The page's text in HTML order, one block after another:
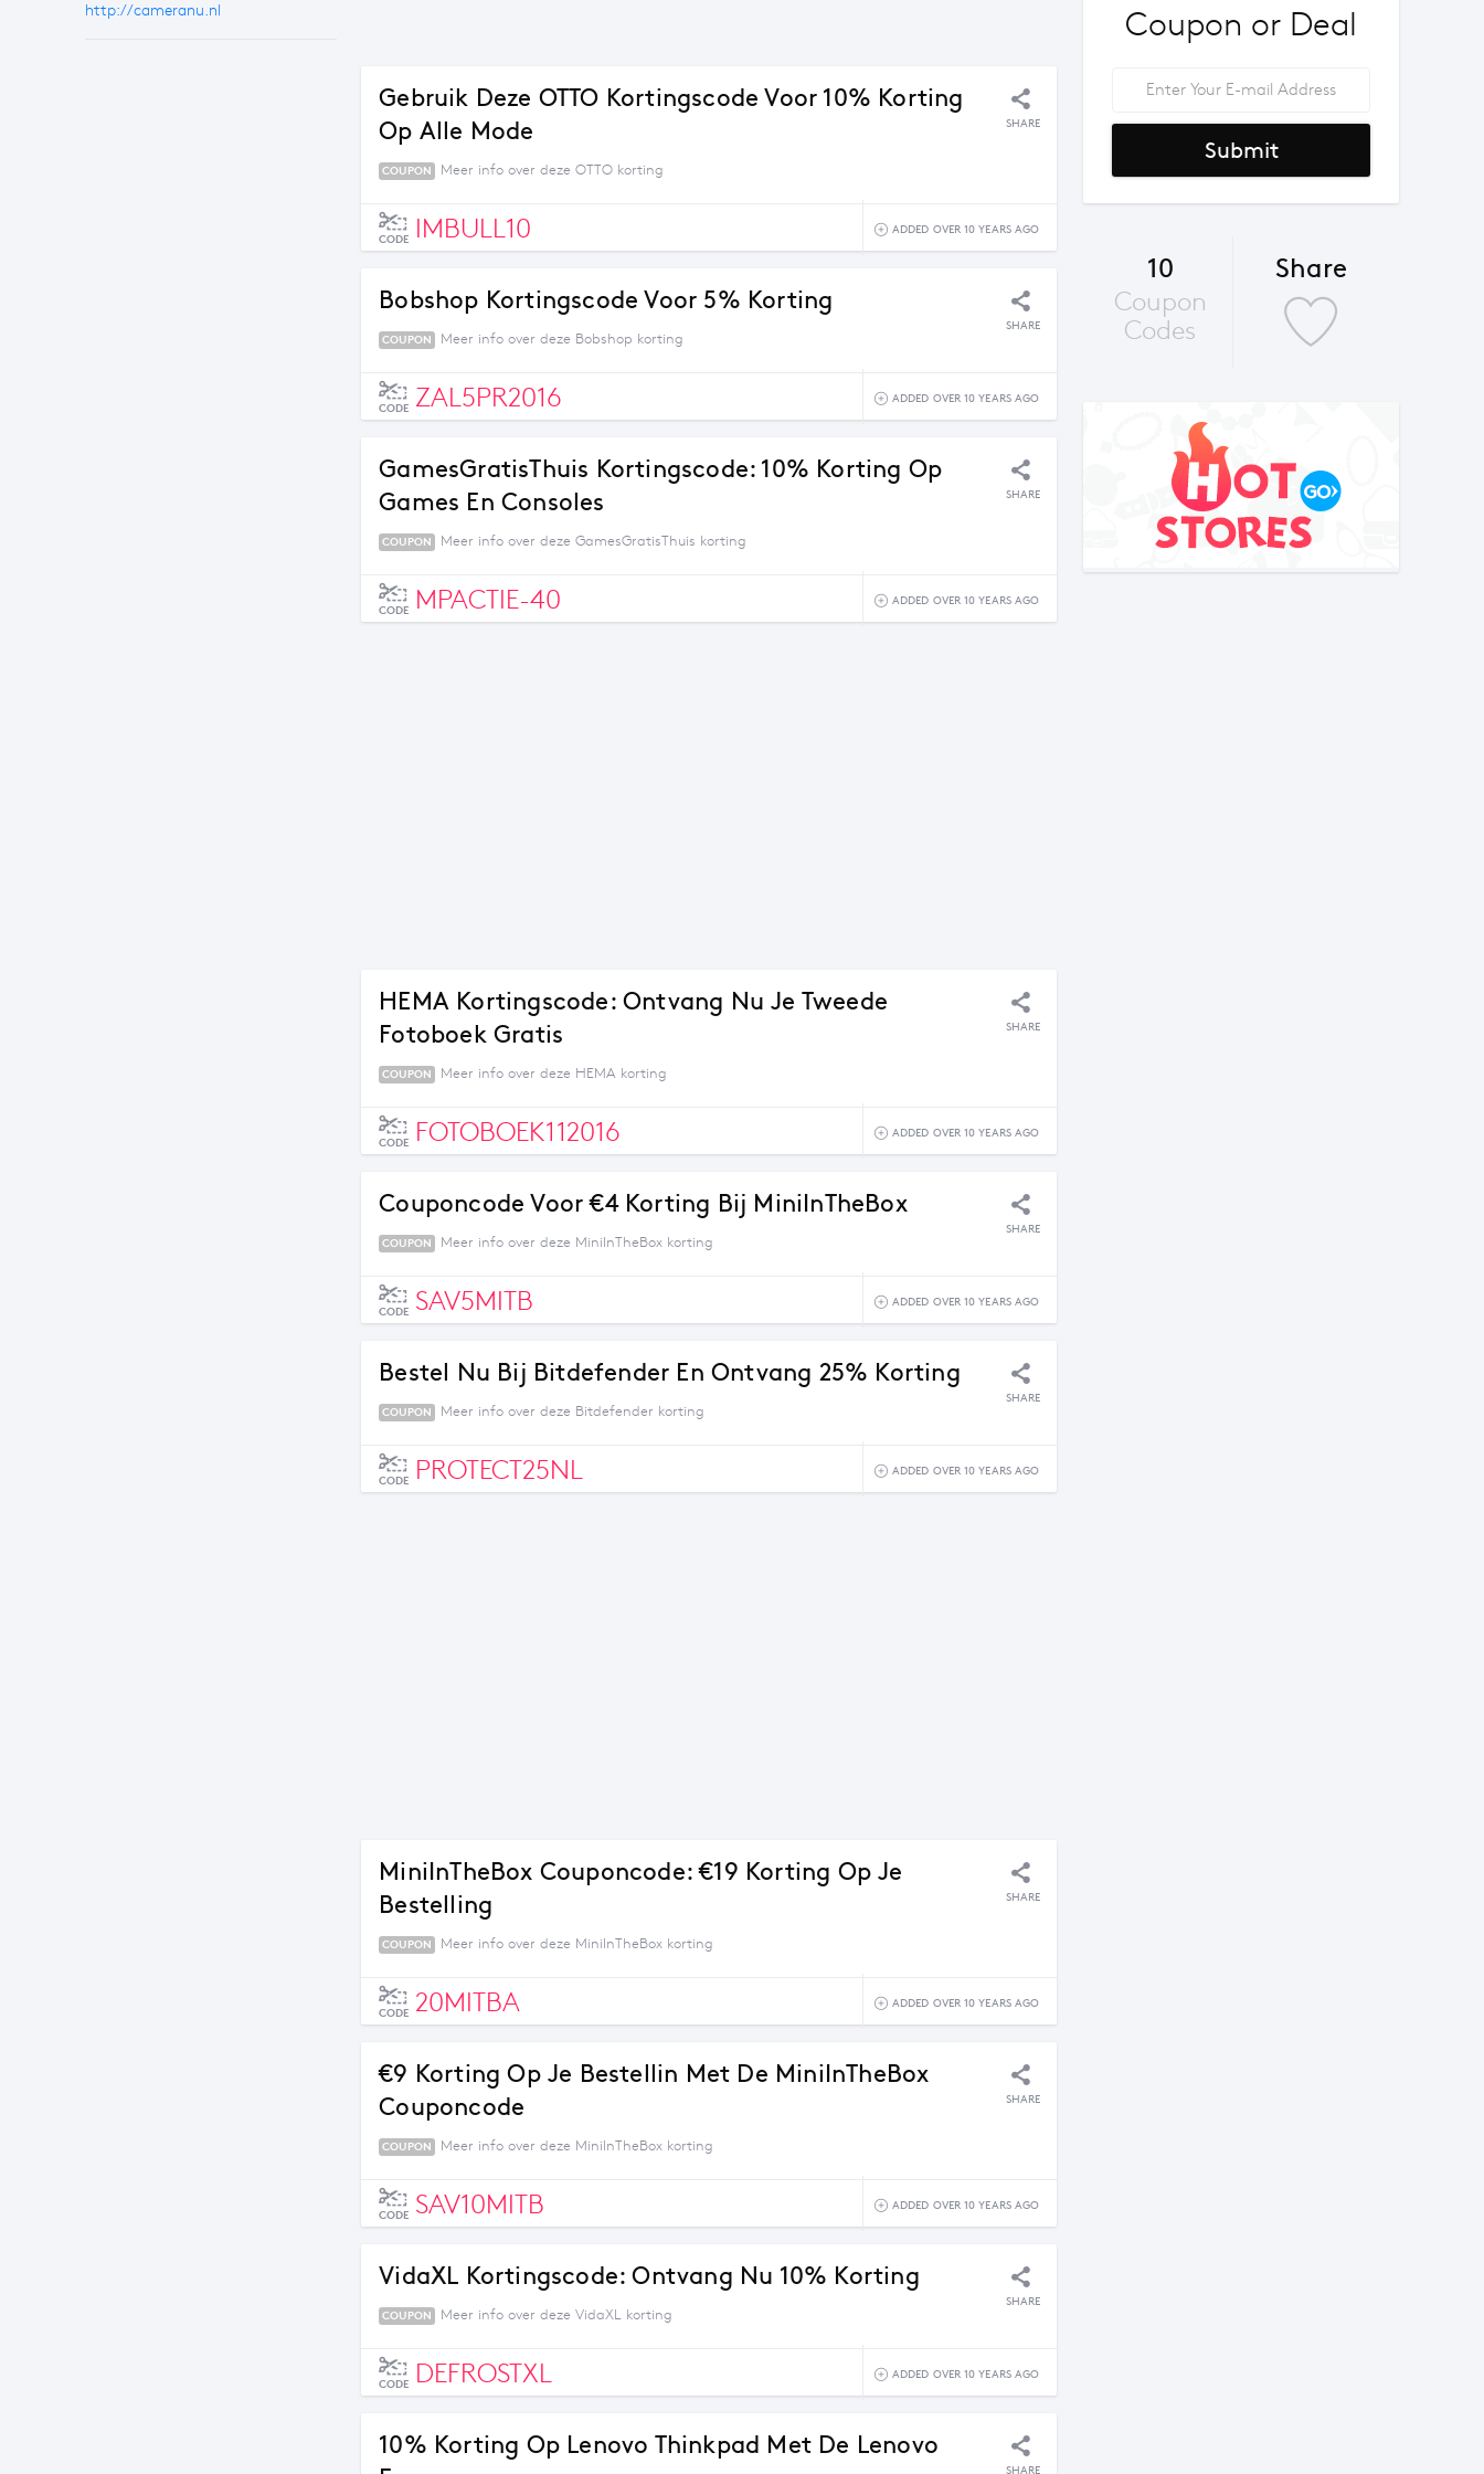
http://cameranu.nl
Gebruik Deze OTTO Kortingscode Voor 10% Korting
Op Alle Mode
SHARE
COUPON Meer info over deze OTTO korting
CODE IMBULL10 ADDED OVER 10 YEARS AGO
Bobshop Kortingscode Voor 5% Korting
SHARE
COUPON Meer info over deze Bobshop korting
CODE ZAL5PR2016 ADDED OVER 10 YEARS AGO
GamesGratisThuis Kortingscode: 10% Korting Op
Games En Consoles
SHARE
COUPON Meer info over deze GamesGratisThuis korting
CODE MPACTIE-40 ADDED OVER 10 YEARS AGO
HEMA Kortingscode: Ontvang Nu Je Tweede
Fotoboek Gratis
SHARE
COUPON Meer info over deze HEMA korting
CODE FOTOBOEK112016 ADDED OVER 10 YEARS AGO
Couponcode Voor €4 Korting Bij MiniInTheBox
SHARE
COUPON Meer info over deze MiniInTheBox korting
CODE SAV5MITB ADDED OVER 10 YEARS AGO
Bestel Nu Bij Bitdefender En Ontvang 25% Korting
SHARE
COUPON Meer info over deze Bitdefender korting
CODE PROTECT25NL ADDED OVER 10 YEARS AGO
MiniInTheBox Couponcode: €19 Korting Op Je
Bestelling
SHARE
COUPON Meer info over deze MiniInTheBox korting
CODE 20MITBA ADDED OVER 10 YEARS AGO
€9 Korting Op Je Bestellin Met De MiniInTheBox
Couponcode
SHARE
COUPON Meer info over deze MiniInTheBox korting
CODE SAV10MITB ADDED OVER 10 YEARS AGO
VidaXL Kortingscode: Ontvang Nu 10% Korting
SHARE
COUPON Meer info over deze VidaXL korting
CODE DEFROSTXL ADDED OVER 10 YEARS AGO
10% Korting Op Lenovo Thinkpad Met De Lenovo
SHARE
Coupon or Deal
Submit
10
Coupon
Codes
Share